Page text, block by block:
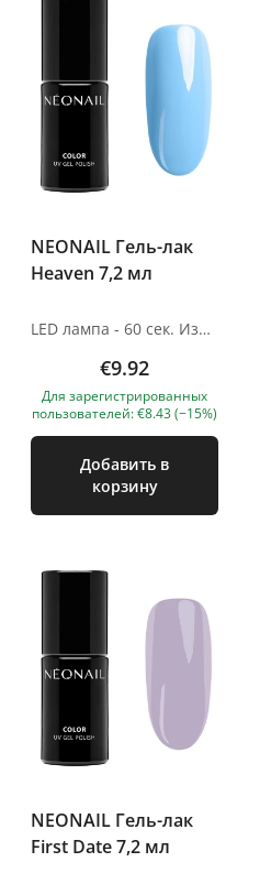
NEONAIL Гель-лак
Heaven 7,2 мл
LED лампа - 60 сек. Изображения продуктов носят иллюстративный характер. Если у вас есть какие-либо вопросы, мы всегда ждем вашего письма nanatallinn@gmail.com
€9.92
Для зарегистрированных
пользователей: €8.43 (−15%)
Добавить в
корзину
NEONAIL Гель-лак
First Date 7,2 мл